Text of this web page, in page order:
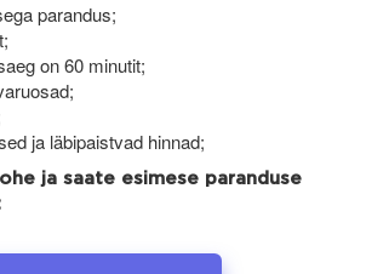
parandus;
on 60 minutit;
ja läbipaistvad hinnad;
ja saate esimese paranduse